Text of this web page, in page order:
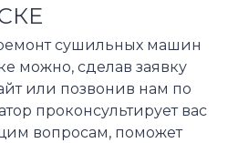
сушильных машин
можно, сделав заявку
или позвонив нам по
проконсультирует вас
вопросам, поможет